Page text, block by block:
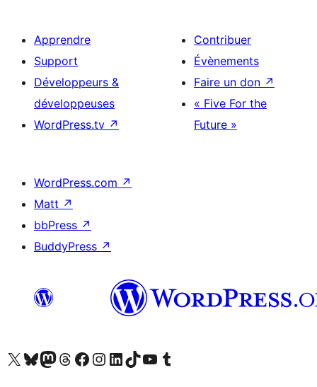
Apprendre
Support
Développeurs &
développeuses
WordPress.tv ↗
Contribuer
Évènements
Faire un don ↗
« Five For the
Future »
WordPress.com ↗
Matt ↗
bbPress ↗
BuddyPress ↗
Visitez notre compte X (précédemment Twitter)
Visiter notre compte Bluesky
Visiter notre compte Mastodon
Visiter notre compte Threads
Consulter notre compte Facebook
Consulter notre compte Instagram
Consulter notre compte LinkedIn
Visiter notre compte TokTok
Visiter notre chaîne YouTube
Visiter notre compte Tumblr